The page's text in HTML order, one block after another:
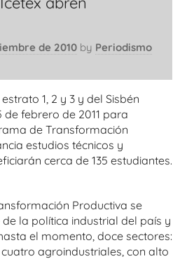
de 2010 by Periodismo
1, 2 y 3 y del Sisbén
febrero de 2011 para
de Transformación
estudios técnicos y
cerca de 135 estudiantes.
Productiva se
la política industrial del país y
el momento, doce sectores:
agroindustriales, con alto